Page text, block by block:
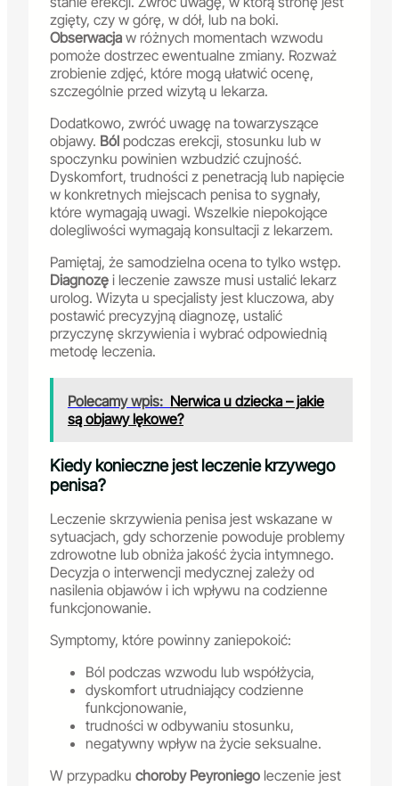
zgięty, czy w górę, w dół, lub na boki.
Obserwacja w różnych momentach wzwodu
pomoże dostrzec ewentualne zmiany. Rozważ
zrobienie zdjęć, które mogą ułatwić ocenę,
szczególnie przed wizytą u lekarza.
Dodatkowo, zwróć uwagę na towarzyszące
objawy. Ból podczas erekcji, stosunku lub w
spoczynku powinien wzbudzić czujność.
Dyskomfort, trudności z penetracją lub napięcie
w konkretnych miejscach penisa to sygnały,
które wymagają uwagi. Wszelkie niepokojące
dolegliwości wymagają konsultacji z lekarzem.
Pamiętaj, że samodzielna ocena to tylko wstęp.
Diagnozę i leczenie zawsze musi ustalić lekarz
urolog. Wizyta u specjalisty jest kluczowa, aby
postawić precyzyjną diagnozę, ustalić
przyczynę skrzywienia i wybrać odpowiednią
metodę leczenia.
Polecamy wpis: Nerwica u dziecka – jakie
są objawy lękowe?
Kiedy konieczne jest leczenie krzywego
penisa?
Leczenie skrzywienia penisa jest wskazane w
sytuacjach, gdy schorzenie powoduje problemy
zdrowotne lub obniża jakość życia intymnego.
Decyzja o interwencji medycznej zależy od
nasilenia objawów i ich wpływu na codzienne
funkcjonowanie.
Symptomy, które powinny zaniepokoić:
Ból podczas wzwodu lub współżycia,
dyskomfort utrudniający codzienne
funkcjonowanie,
trudności w odbywaniu stosunku,
negatywny wpływ na życie seksualne.
W przypadku choroby Peyroniego leczenie jest